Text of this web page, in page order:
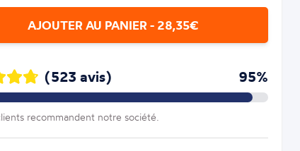
AJOUTER AU PANIER - 28,35€
(523 avis) 95%
recommandent notre société.